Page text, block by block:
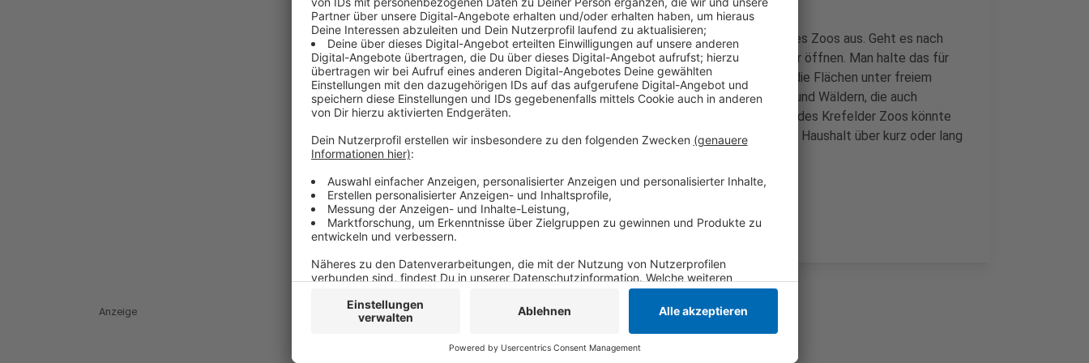
Die Partei spricht sich jetzt für eine teilweise Wiedereröffnung des Zoos aus. Geht es nach
den Liberalen sollte der Krefelder Zoo schon im Dezember wieder öffnen. Man halte das für
vertretbar, heißt es. Eine Wiedereröffnung solle demnach nur für die Flächen unter freiem
Himmel gelten. Hier sieht die Partei keinen Unterschied zu Parks und Wäldern, die auch
während des Lockdowns nutzbar sind. Eine Teil-Wiedereröffnung des Krefelder Zoos könnte
außerdem Einnahmeverluste reduzieren, da diese den städtischen Haushalt über kurz oder lang
Anzeige
Anzeige